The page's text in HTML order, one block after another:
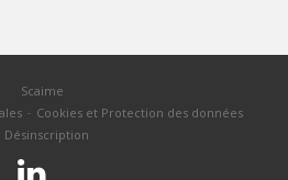
Scaime
Cookies et Protection des données
Désinscription